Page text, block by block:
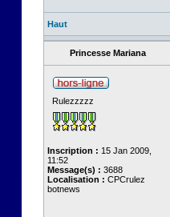
Haut
Princesse Mariana
Rulezzzzz
Inscription : 15 Jan 2009,
11:52
Message(s) : 3688
Localisation : CPCrulez
botnews